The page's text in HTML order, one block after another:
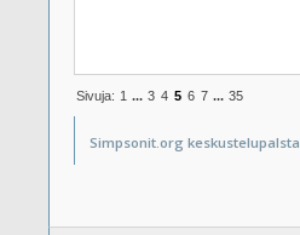
Sivuja: 1 ... 3 4 5 6 7 ... 35
Simpsonit.org keskustelupalsta